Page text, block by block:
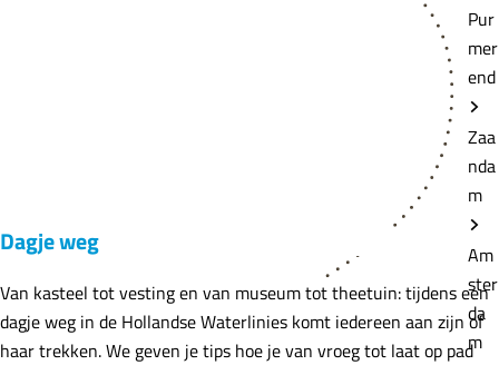
Pur
mer
end
Zaa
nda
m
Am
ster
da
m
Dagje weg
Van kasteel tot vesting en van museum tot theetuin: tijdens een
dagje weg in de Hollandse Waterlinies komt iedereen aan zijn of
haar trekken. We geven je tips hoe je van vroeg tot laat op pad